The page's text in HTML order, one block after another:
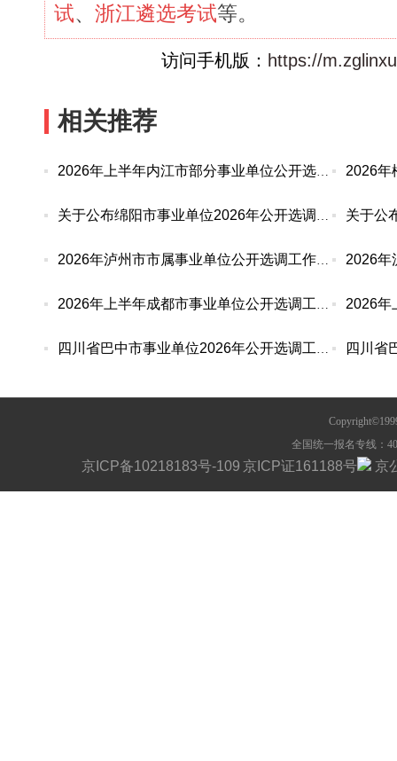
试、 浙江遴选考试等。
访问手机版： https://
相关推荐
2026年上半年内江市部分事业单位公开选调工作人员
关于公布绵阳市事业单位2026年公开选调工作人员报
2026年泸州市市属事业单位公开选调工作人员网上报
2026年上半年成都市事业单位公开选调工作人员报名
四川省巴中市事业单位2026年公开选调工作人员报名
全国统一报名专线：
京ICP备10218183号-109 京ICP证161188号 京